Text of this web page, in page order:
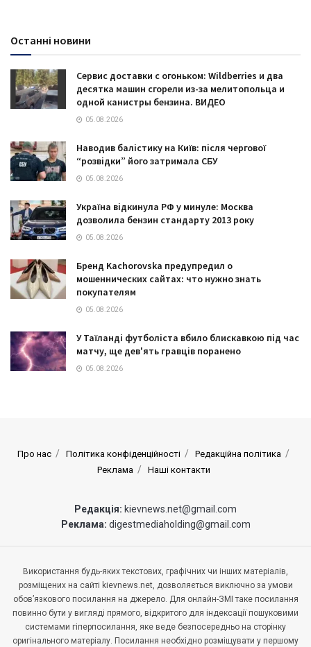
Останні новини
Сервис доставки с огоньком: Wildberries и два
десятка машин сгорели из-за мелитопольца и
одной канистры бензина. ВИДЕО
05.08.2026
Наводив балістику на Київ: після чергової
“розвідки” його затримала СБУ
05.08.2026
Україна відкинула РФ у минуле: Москва
дозволила бензин стандарту 2013 року
05.08.2026
Бренд Kachorovska предупредил о
мошеннических сайтах: что нужно знать
покупателям
05.08.2026
У Таїланді футболіста вбило блискавкою під час
матчу, ще дев'ять гравців поранено
05.08.2026
Про нас Політика конфіденційності
Редакційна політика
Реклама
Наші контакти
Редакція: kievnews.net@gmail.com
Реклама: digestmediaholding@gmail.com
Використання будь-яких текстових, графічних чи інших матеріалів,
розміщених на сайті kievnews.net, дозволяється виключно за умови
обов’язкового посилання на джерело. Для онлайн-ЗМІ таке посилання
повинно бути у вигляді прямого, відкритого для індексації пошуковими
системами гіперпосилання, яке веде безпосередньо на сторінку
оригінального матеріалу. Посилання необхідно розміщувати у першому